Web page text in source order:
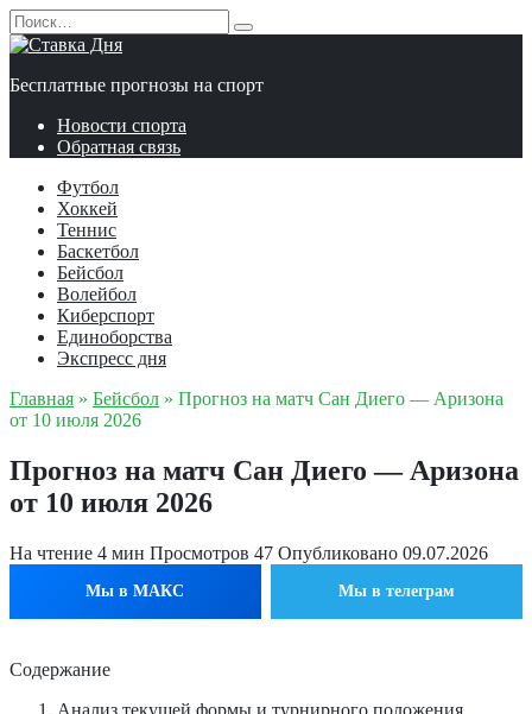
Перейти
к
содержанию
Search
for:
Бесплатные прогнозы на спорт
Новости спорта
Обратная связь
Футбол
Хоккей
Теннис
Баскетбол
Бейсбол
Волейбол
Киберспорт
Единоборства
Экспресс дня
Главная » Бейсбол » Прогноз на матч Сан Диего — Аризона
от 10 июля 2026
Прогноз на матч Сан Диего — Аризона
от 10 июля 2026
На чтение 4 мин Просмотров 47 Опубликовано 09.07.2026
Мы в МАКС Мы в телеграм
Содержание
Анализ текущей формы и турнирного положения